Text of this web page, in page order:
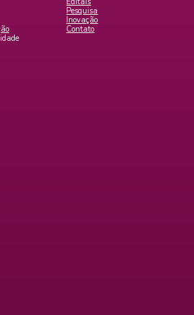
Pesquisa
Inovação
Contato